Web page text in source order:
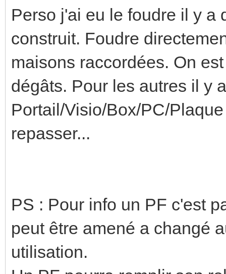
Perso j'ai eu le foudre il y a
construit. Foudre
maisons raccordées. On
dégâts. Pour les autres il y
Portail/Visio/Box/PC/
repasser...
PS : Pour info un PF c'est
peut être amené a changé
utilisation.